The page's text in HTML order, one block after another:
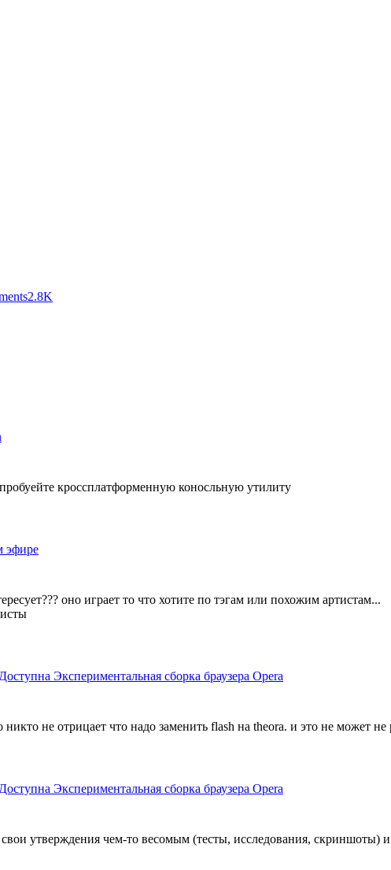
2.8K
кроссплатформенную коносльную утилиту
эфире
оно играет то что хотите по тэгам или похожим артистам...
Экспериментальная сборка браузера Opera
не отрицает что надо заменить flash на theora. и это не может не
Экспериментальная сборка браузера Opera
утверждения чем-то весомым (тесты, исследования, скриншоты)